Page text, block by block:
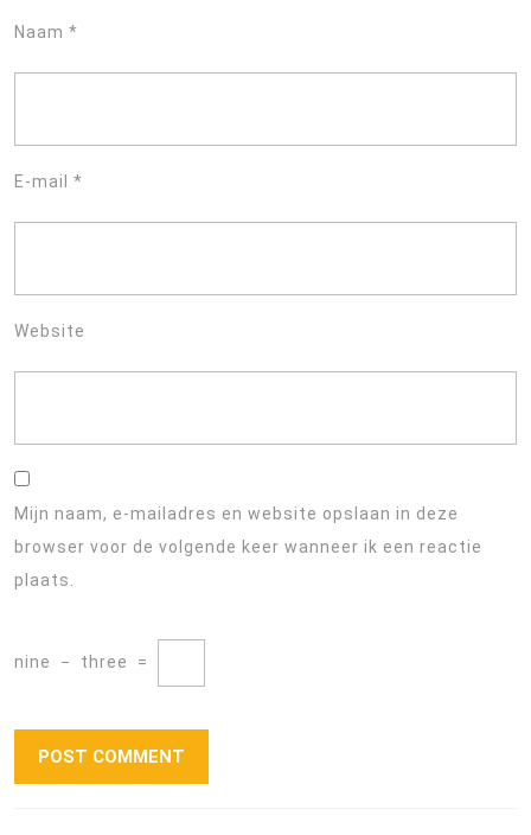
Naam *
E-mail *
Website
Mijn naam, e-mailadres en website opslaan in deze
browser voor de volgende keer wanneer ik een reactie
plaats.
nine − three =